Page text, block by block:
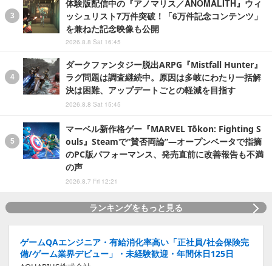
体験版配信中の『アノマリス／ANOMALITH』ウィ
ッシュリスト7万件突破！「6万件記念コンテンツ」
を兼ねた記念映像も公開
2026.8.8 Sat 16:45
ダークファンタジー脱出ARPG『Mistfall Hunter』
ラグ問題は調査継続中。原因は多岐にわたり一括解
決は困難、アップデートごとの軽減を目指す
2026.8.8 Sat 15:45
マーベル新作格ゲー『MARVEL Tōkon: Fighting S
ouls』Steamで“賛否両論”―オープンベータで指摘
のPC版パフォーマンス、発売直前に改善報告も不満
の声
2026.8.7 Fri 12:21
ランキングをもっと見る
ゲームQAエンジニア・有給消化率高い「正社員/社会保険完
備/ゲーム業界デビュー」・未経験歓迎・年間休日125日